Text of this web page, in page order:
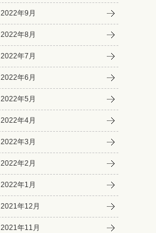
2022年9月
2022年8月
2022年7月
2022年6月
2022年5月
2022年4月
2022年3月
2022年2月
2022年1月
2021年12月
2021年11月